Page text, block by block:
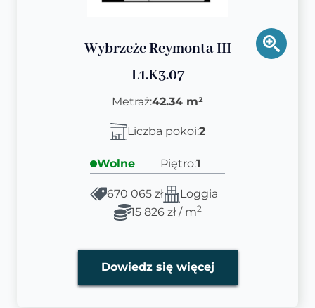
Wybrzeże Reymonta III
L1.K3.07
Metraż:42.34 m²
Liczba pokoi:2
Wolne Piętro:1
670 065 zł
Loggia
15 826 zł / m2
Dowiedz się więcej